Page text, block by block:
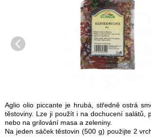
Aglio olio piccante je hrubá, středně ostrá
těstoviny. Lze ji použít i na dochucení salátů,
nebo na grilování masa a zeleniny.
Na jeden sáček těstovin (500 g) použijte 2